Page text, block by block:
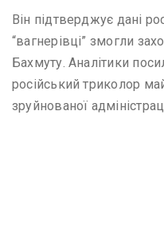
Він підтверджує дані
“вагнерівці” змогли
Бахмуту. Аналітики
російський триколор
зруйнованої